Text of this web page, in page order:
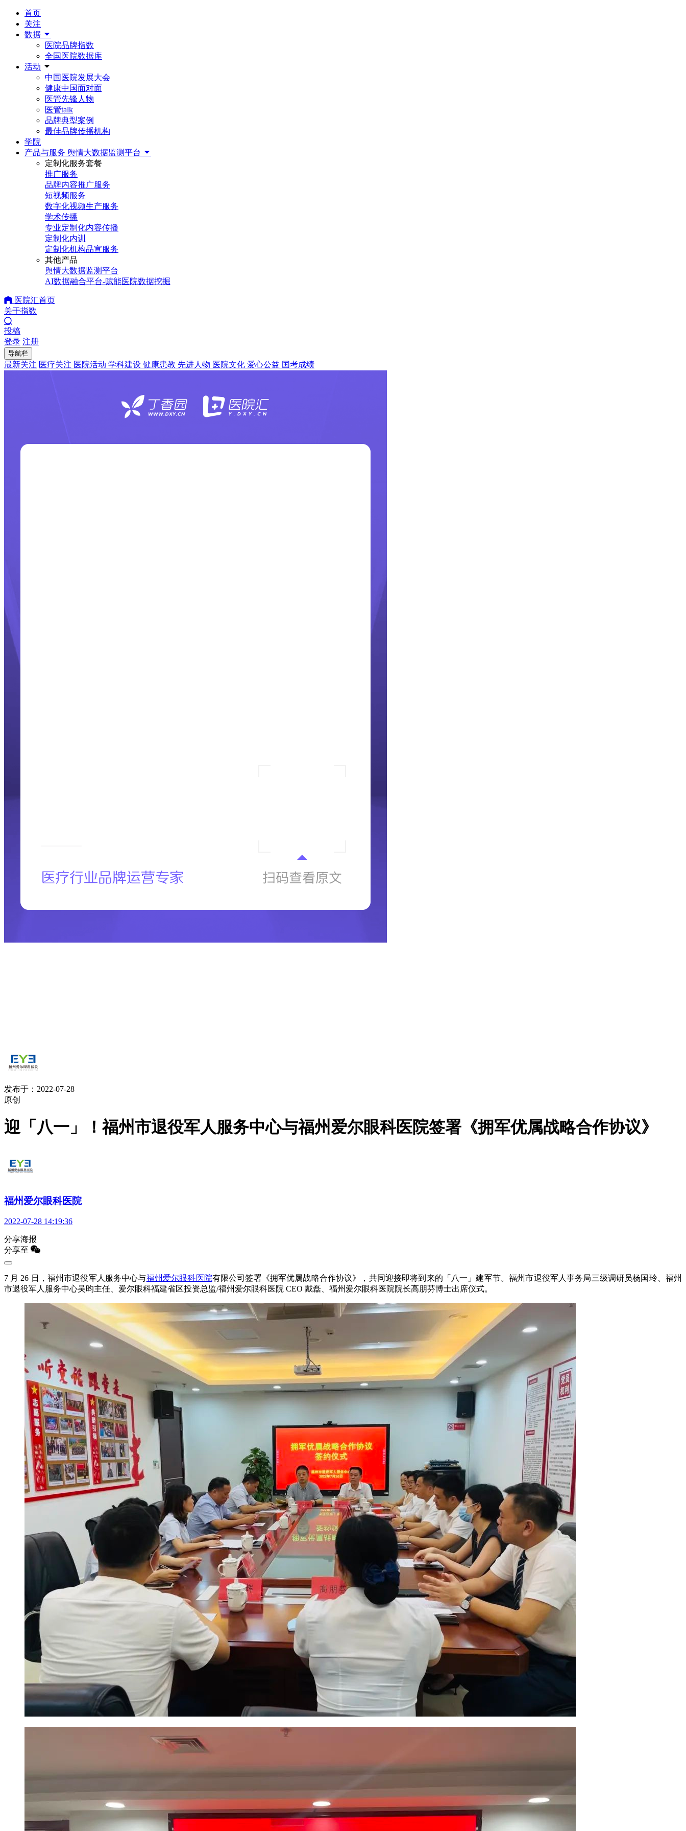
首页
关注
数据
医院品牌指数
全国医院数据库
活动
中国医院发展大会
健康中国面对面
医管先锋人物
医管talk
品牌典型案例
最佳品牌传播机构
学院
产品与服务 舆情大数据监测平台
定制化服务套餐
推广服务
品牌内容推广服务
短视频服务
数字化视频生产服务
学术传播
专业定制化内容传播
定制化内训
定制化机构品宣服务
其他产品
舆情大数据监测平台
AI数据融合平台-赋能医院数据挖掘
医院汇首页
关于指数
投稿
登录 注册
导航栏
最新关注 医疗关注 医院活动 学科建设 健康患教 先进人物 医院文化 爱心公益 国考成绩
发布于：2022-07-28
原创
迎「八一」！福州市退役军人服务中心与福州爱尔眼科医院签署《拥军优属战略合作协议》
福州爱尔眼科医院
2022-07-28 14:19:36
分享海报
分享至
7 月 26 日，福州市退役军人服务中心与福州爱尔眼科医院有限公司签署《拥军优属战略合作协议》，共同迎接即将到来的「八一」建军节。福州市退役军人事务局三级调研员杨国玲、福州
市退役军人服务中心吴昀主任、爱尔眼科福建省区投资总监/福州爱尔眼科医院 CEO 戴磊、福州爱尔眼科医院院长高朋芬博士出席仪式。